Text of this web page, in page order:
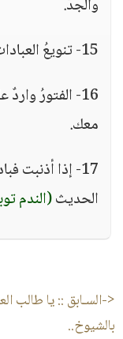
والجدّ.
15- تنويعُ العبادات يصلح النفس.
16- الفتورُ
معك.
17- إذا أذنبت
الحديث(الندم
<-السـابق ::يا طالب
بالشيوخ..